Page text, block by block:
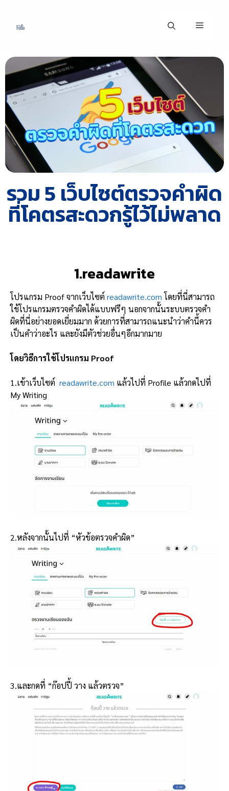
รวม 5 เว็บไซต์ตรวจคำผิด
ที่โคตรสะดวกรู้ไว้ไม่พลาด
1.readawrite
โปรแกรม Proof จากเว็บไซต์ readawrite.com โดยที่นี่สามารถ
ใช้โปรแกรมตรวจคำผิดได้แบบฟรีๆ นอกจากนั้นระบบตรวจคำ
ผิดที่นี่อย่างยอดเยี่ยมมาก ด้วยการที่สามารถแนะนำว่าคำนี้ควร
เป็นคำว่าอะไร และยังมีตัวช่วยอื่นๆอีกมากมาย
โดยวิธีการใช้โปรแกรม Proof
1.เข้าเว็บไซต์ readawrite.com แล้วไปที่ Profile แล้วกดไปที่
My Writing
2.หลังจากนั้นไปที่ “หัวข้อตรวจคำผิด”
3.และกดที่ “ก๊อปปี้ วาง แล้วตรวจ”